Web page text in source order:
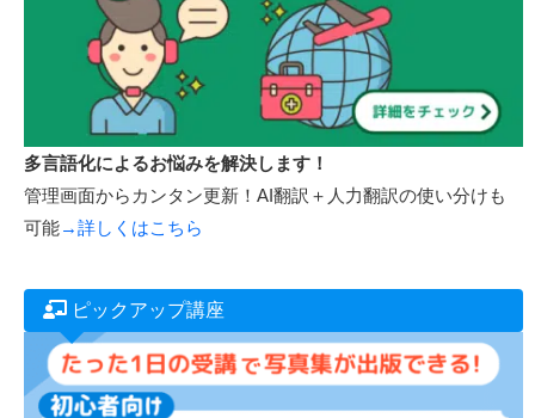
WordPressで会員制サイトが作れる！
オンライン講座機能付きWordPressテンプレート新発売！
詳しくはこちら